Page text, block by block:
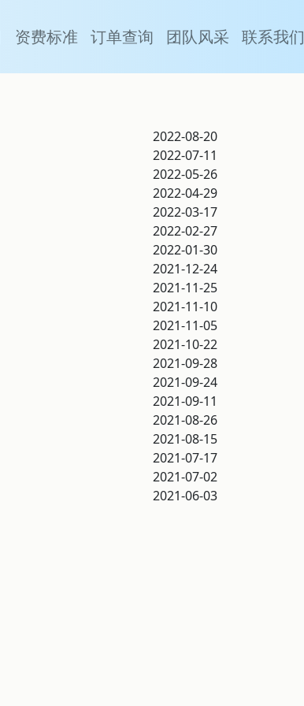
资费标准 订单查询 团队风采 联系我们
2022-08-20
2022-07-11
2022-05-26
2022-04-29
2022-03-17
2022-02-27
2022-01-30
2021-12-24
2021-11-25
2021-11-10
2021-11-05
2021-10-22
2021-09-28
2021-09-24
2021-09-11
2021-08-26
2021-08-15
2021-07-17
2021-07-02
2021-06-03